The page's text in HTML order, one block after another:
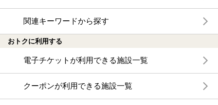
関連キーワードから探す
おトクに利用する
電子チケットが利用できる施設一覧
クーポンが利用できる施設一覧